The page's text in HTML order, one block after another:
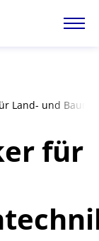
Land- und
für